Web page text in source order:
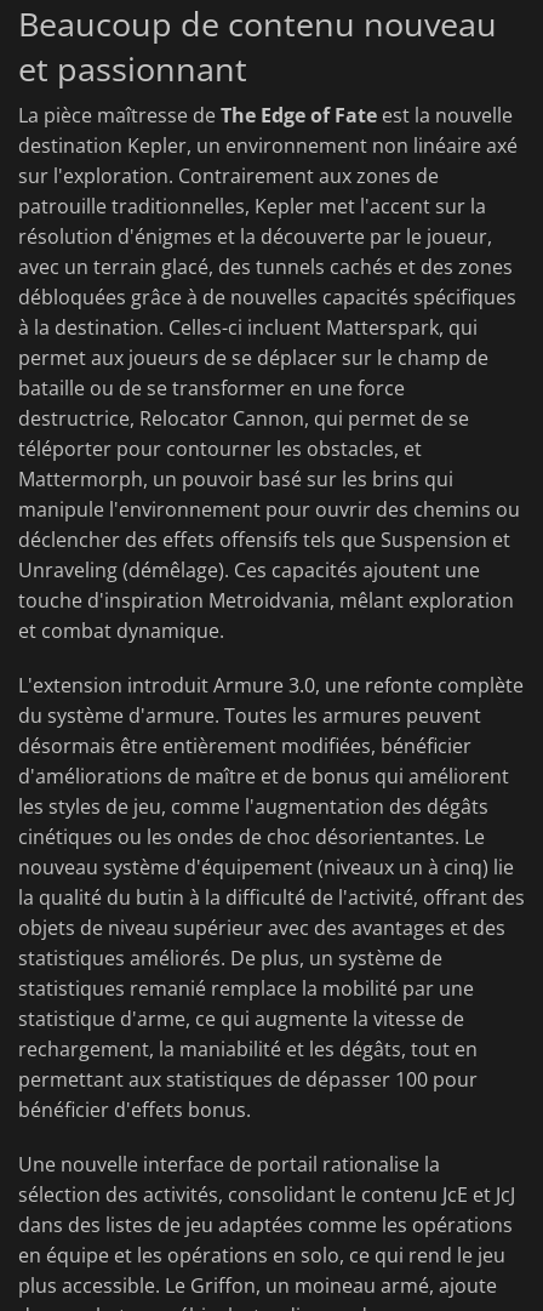
Beaucoup de contenu nouveau
et passionnant
La pièce maîtresse deThe Edge of Fate est la nouvelle
destination Kepler, un environnement non linéaire axé
sur l'exploration. Contrairement aux zones de
patrouille traditionnelles, Kepler met l'accent sur la
résolution d'énigmes et la découverte par le joueur,
avec un terrain glacé, des tunnels cachés et des zones
débloquées grâce à de nouvelles capacités spécifiques
à la destination. Celles-ci incluent Matterspark, qui
permet aux joueurs de se déplacer sur le champ de
bataille ou de se transformer en une force
destructrice, Relocator Cannon, qui permet de se
téléporter pour contourner les obstacles, et
Mattermorph, un pouvoir basé sur les brins qui
manipule l'environnement pour ouvrir des chemins ou
déclencher des effets offensifs tels que Suspension et
Unraveling (démêlage). Ces capacités ajoutent une
touche d'inspiration Metroidvania, mêlant exploration
et combat dynamique.
L'extension introduit Armure 3.0, une refonte complète
du système d'armure. Toutes les armures peuvent
désormais être entièrement modifiées, bénéficier
d'améliorations de maître et de bonus qui améliorent
les styles de jeu, comme l'augmentation des dégâts
cinétiques ou les ondes de choc désorientantes. Le
nouveau système d'équipement (niveaux un à cinq) lie
la qualité du butin à la difficulté de l'activité, offrant des
objets de niveau supérieur avec des avantages et des
statistiques améliorés. De plus, un système de
statistiques remanié remplace la mobilité par une
statistique d'arme, ce qui augmente la vitesse de
rechargement, la maniabilité et les dégâts, tout en
permettant aux statistiques de dépasser 100 pour
bénéficier d'effets bonus.
Une nouvelle interface de portail rationalise la
sélection des activités, consolidant le contenu JcE et JcJ
dans des listes de jeu adaptées comme les opérations
en équipe et les opérations en solo, ce qui rend le jeu
plus accessible. Le Griffon, un moineau armé, ajoute